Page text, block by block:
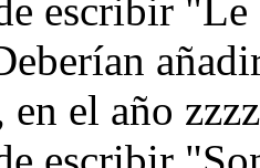
escribir
el año